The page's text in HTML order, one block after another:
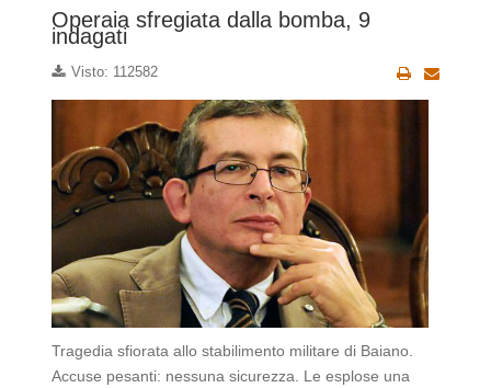
Operaia sfregiata dalla bomba, 9
indagati
Visto: 112582
Tragedia sfiorata allo stabilimento militare di Baiano.
Accuse pesanti: nessuna sicurezza. Le esplose una